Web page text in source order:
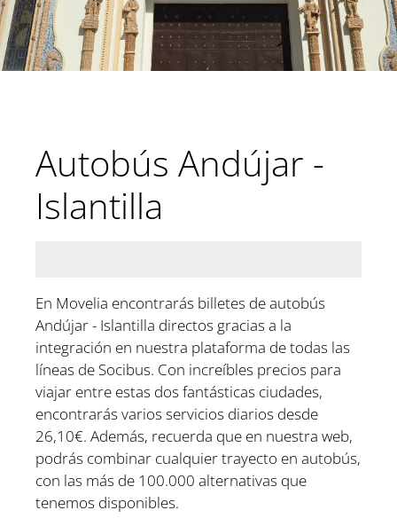
Autobús Andújar -
Islantilla
En Movelia encontrarás billetes de autobús
Andújar - Islantilla directos gracias a la
integración en nuestra plataforma de todas las
líneas de Socibus. Con increíbles precios para
viajar entre estas dos fantásticas ciudades,
encontrarás varios servicios diarios desde
26,10€. Además, recuerda que en nuestra web,
podrás combinar cualquier trayecto en autobús,
con las más de 100.000 alternativas que
tenemos disponibles.